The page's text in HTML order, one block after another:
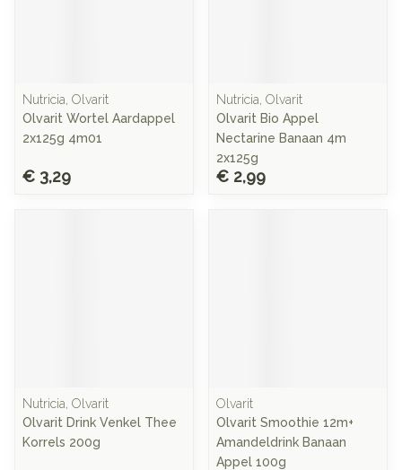
Nutricia, Olvarit
Olvarit Wortel Aardappel
2x125g 4m01
€ 3,29
Nutricia, Olvarit
Olvarit Bio Appel
Nectarine Banaan 4m
2x125g
€ 2,99
Nutricia, Olvarit
Olvarit Drink Venkel Thee
Korrels 200g
Olvarit
Olvarit Smoothie 12m+
Amandeldrink Banaan
Appel 100g